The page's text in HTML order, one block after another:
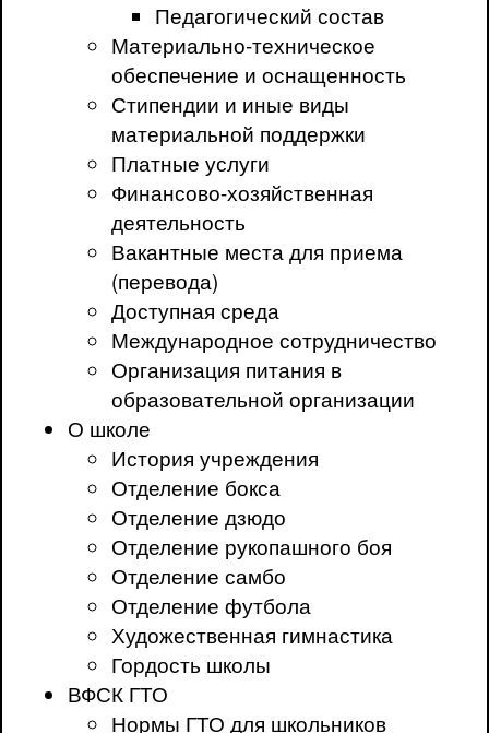
Педагогический состав
Материально-техническое
обеспечение и оснащенность
Стипендии и иные виды
материальной поддержки
Платные услуги
Финансово-хозяйственная
деятельность
Вакантные места для приема
(перевода)
Доступная среда
Международное сотрудничество
Организация питания в
образовательной организации
О школе
История учреждения
Отделение бокса
Отделение дзюдо
Отделение рукопашного боя
Отделение самбо
Отделение футбола
Художественная гимнастика
Гордость школы
ВФСК ГТО
Нормы ГТО для школьников